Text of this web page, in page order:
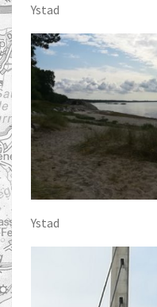
Ystad
Ystad